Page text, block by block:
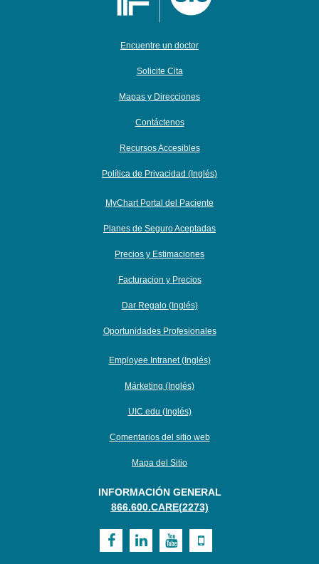
Encuentre un doctor
Solicite Cita
Mapas y Direcciones
Contáctenos
Recursos Accesibles
Política de Privacidad (Inglés)
MyChart Portal del Paciente
Planes de Seguro Aceptadas
Precios y Estimaciones
Facturacion y Precios
Dar Regalo (Inglés)
Oportunidades Profesionales
Employee Intranet (Inglés)
Márketing (Inglés)
UIC.edu (Inglés)
Comentarios del sitio web
Mapa del Sitio
INFORMACIÓN GENERAL
866.600.CARE(2273)
Visit Visit VisitVisit